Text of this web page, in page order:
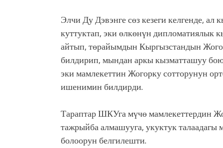
Элчи Ду Дэвэнге сөз кезеги келгенде,
куттуктап, эки өлкөнүн дипломатиялык
айтып, төрайымдын Кыргызстандын
билдирип, мындан аркы кызматташуу
эки мамлекеттин Жогорку сотторунун
ишенимин билдирди.
Тараптар ШКУга мүчө мамлекеттердин
тажрыйба алмашууга, укуктук
болоорун белгилешти.